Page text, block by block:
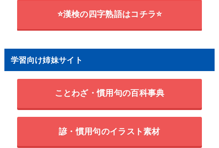
⭐漢検の四字熟語はコチラ⭐
学習向け姉妹サイト
ことわざ・慣用句の百科事典
諺・慣用句のイラスト素材